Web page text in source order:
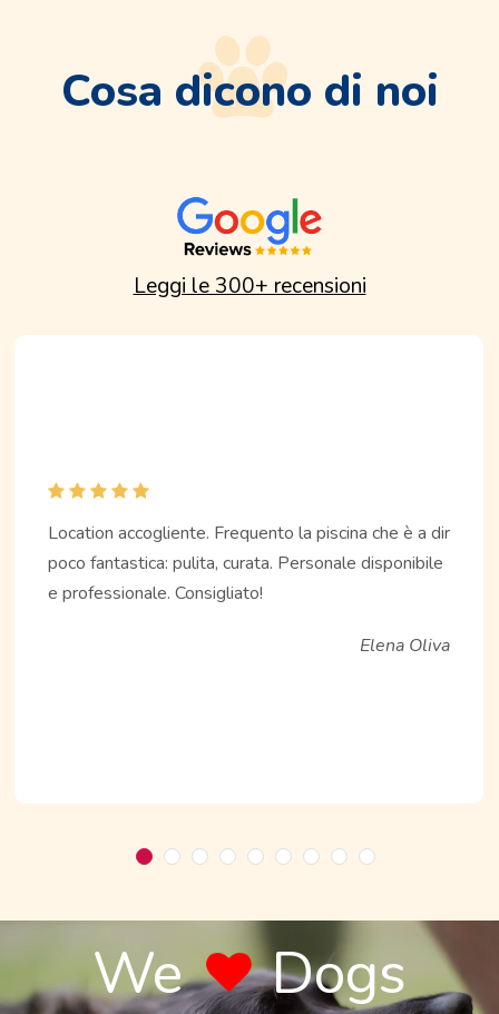
Cosa dicono di noi
Leggi le 300+ recensioni
Location accogliente. Frequento la piscina che è a dir
poco fantastica: pulita, curata. Personale disponibile
e professionale. Consigliato!
Elena Oliva
We Dogs